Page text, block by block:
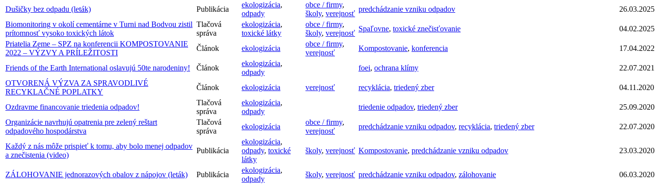
Dušičky bez odpadu (leták) Publikácia
ekologizácia,
odpady
obce / firmy,
školy, verejnosť
predchádzanie vzniku odpadov
26.03.2025
Biomonitoring v okolí cementárne v Turni nad Bodvou zistil
prítomnosť vysoko toxických látok
Tlačová
správa
ekologizácia,
toxické látky
obce / firmy,
školy, verejnosť
Spaľovne, toxické znečisťovanie
04.02.2025
Priatelia Zeme – SPZ na konferencii KOMPOSTOVANIE
2022 – VÝZVY A PRÍLEŽITOSTI
Článok ekologizácia
obce / firmy,
verejnosť
Kompostovanie, konferencia 17.04.2022
Friends of the Earth International oslavujú 50te narodeniny! Článok
ekologizácia,
odpady
foei, ochrana klímy
22.07.2021
OTVORENÁ VÝZVA ZA SPRAVODLIVÉ
RECYKLAČNÉ POPLATKY
Článok ekologizácia verejnosť recyklácia, triedený zber 04.11.2020
Ozdravme financovanie triedenia odpadov!
Tlačová
správa
ekologizácia,
odpady
triedenie odpadov, triedený zber
25.09.2020
Organizácie navrhujú opatrenia pre zelený reštart
odpadového hospodárstva
Tlačová
správa
ekologizácia
obce / firmy,
verejnosť
predchádzanie vzniku odpadov, recyklácia, triedený zber 22.07.2020
Každý z nás môže prispieť k tomu, aby bolo menej odpadov
a znečistenia (video)
Publikácia
ekologizácia,
odpady, toxické
látky
školy, verejnosť Kompostovanie, predchádzanie vzniku odpadov 23.03.2020
ZÁLOHOVANIE jednorazových obalov z nápojov (leták) Publikácia
ekologizácia,
odpady
školy, verejnosť predchádzanie vzniku odpadov, zálohovanie 06.03.2020